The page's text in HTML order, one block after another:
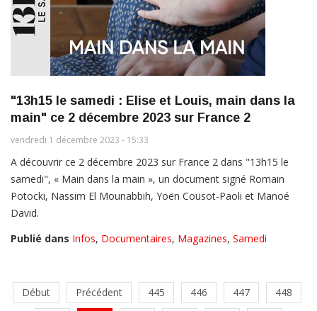
"13h15 le samedi : Elise et Louis, main dans la
main" ce 2 décembre 2023 sur France 2
vendredi 1 décembre 2023 - 15:33
A découvrir ce 2 décembre 2023 sur France 2 dans "13h15 le
samedi", « Main dans la main », un document signé Romain
Potocki, Nassim El Mounabbih, Yoën Cousot-Paoli et Manoé
David.
Publié dans Infos, Documentaires, Magazines, Samedi
Début Précédent 445 446 447
448